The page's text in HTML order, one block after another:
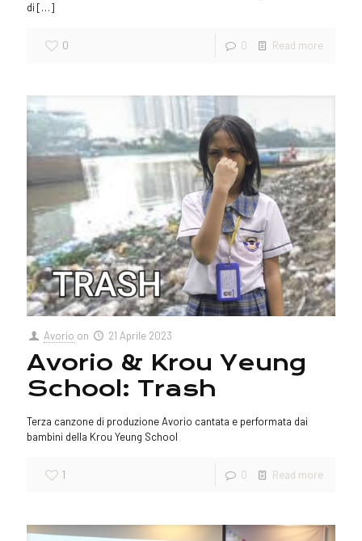
di […]
0 0 Read more
Avorio on 21 Aprile 2023
Avorio & Krou Yeung
School: Trash
Terza canzone di produzione Avorio cantata e performata dai
bambini della Krou Yeung School
1 0 Read more